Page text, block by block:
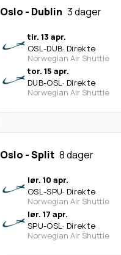
Oslo - Dublin 3 dager
tir. 13 apr.
OSL-DUB· Direkte
Norwegian Air Shuttle
tor. 15 apr.
DUB-OSL· Direkte
Norwegian Air Shuttle
Oslo -Split 8 dager
lør. 10 apr.
OSL-SPU· Direkte
Norwegian Air Shuttle
lør. 17 apr.
SPU-OSL· Direkte
Norwegian Air Shuttle